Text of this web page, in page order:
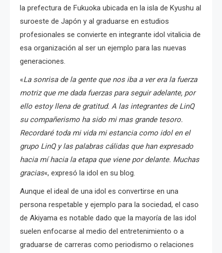
la prefectura de Fukuoka ubicada en la isla de Kyushu al
suroeste de Japón y al graduarse en estudios
profesionales se convierte en integrante idol vitalicia de
esa organización al ser un ejemplo para las nuevas
generaciones.
«La sonrisa de la gente que nos iba a ver era la fuerza
motriz que me dada fuerzas para seguir adelante, por
ello estoy llena de gratitud. A las integrantes de LinQ
su compañerismo ha sido mi mas grande tesoro.
Recordaré toda mi vida mi estancia como idol en el
grupo LinQ y las palabras cálidas que han expresado
hacia mí hacia la etapa que viene por delante. Muchas
gracias«, expresó la idol en su blog.
Aunque el ideal de una idol es convertirse en una
persona respetable y ejemplo para la sociedad, el caso
de Akiyama es notable dado que la mayoría de las idol
suelen enfocarse al medio del entretenimiento o a
graduarse de carreras como periodismo o relaciones